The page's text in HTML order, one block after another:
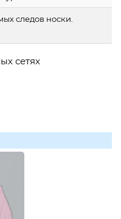
следов носки.
сетях